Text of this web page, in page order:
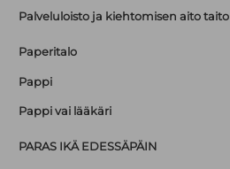
Palveluloisto ja kiehtomisen aito taito
Paperitalo
Pappi
Pappi vai lääkäri
PARAS IKÄ EDESSÄPÄIN